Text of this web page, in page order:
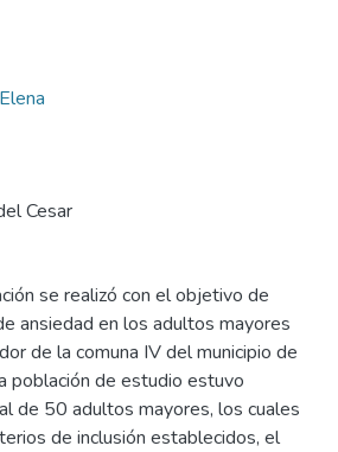
Cesar
se realizó con el objetivo de
ansiedad en los adultos mayores
de la comuna IV del municipio de
población de estudio estuvo
de 50 adultos mayores, los cuales
de inclusión establecidos, el